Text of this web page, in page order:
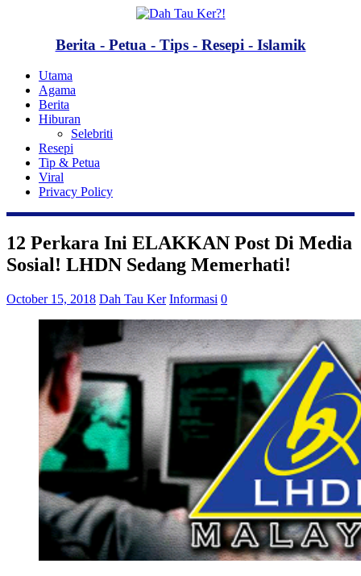
Berita - Petua - Tips - Resepi - Islamik
Utama
Agama
Berita
Hiburan
Selebriti
Resepi
Tip & Petua
Viral
Privacy Policy
12 Perkara Ini ELAKKAN Post Di Media
Sosial! LHDN Sedang Memerhati!
October 15, 2018 Dah Tau Ker Informasi 0